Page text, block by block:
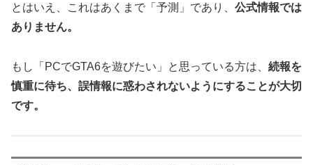
とはいえ、これはあくまで「予測」であり、 公式情報では
ありません。
もし「PCでGTA6を遊びたい」と思っている方は、 続報を
慎重に待ち、誤情報に惑わされないようにすることが大切
です。